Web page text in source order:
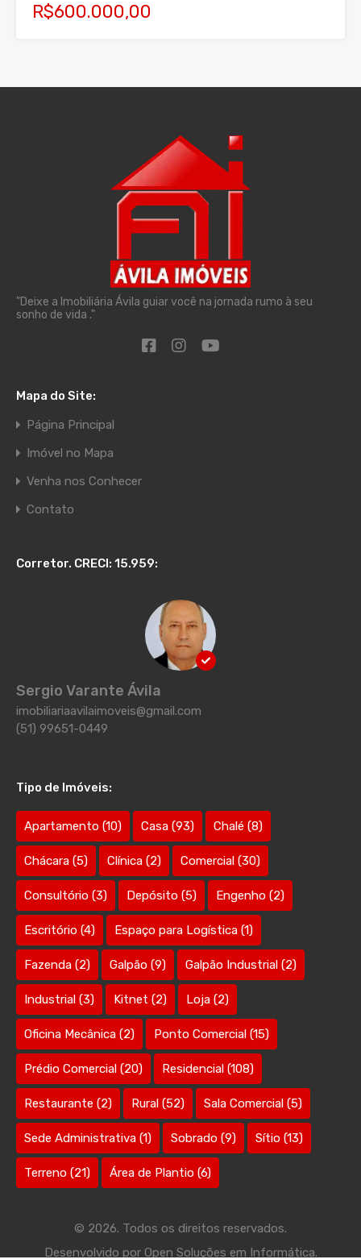
R$600.000,00
"Deixe a Imobiliária Ávila guiar você na jornada rumo à seu
sonho de vida ."
Mapa do Site:
Página Principal
Imóvel no Mapa
Venha nos Conhecer
Contato
Corretor. CRECI: 15.959:
Sergio Varante Ávila
imobiliariaavilaimoveis@gmail.com
(51) 99651-0449
Tipo de Imóveis:
Apartamento (10) Casa (93) Chalé (8)
Chácara (5) Clínica (2) Comercial (30)
Consultório (3) Depósito (5) Engenho (2)
Escritório (4) Espaço para Logística (1)
Fazenda (2) Galpão (9) Galpão Industrial (2)
Industrial (3) Kitnet (2) Loja (2)
Oficina Mecânica (2) Ponto Comercial (15)
Prédio Comercial (20) Residencial (108)
Restaurante (2) Rural (52) Sala Comercial (5)
Sede Administrativa (1) Sobrado (9) Sítio (13)
Terreno (21) Área de Plantio (6)
© 2026. Todos os direitos reservados.
Desenvolvido por Open Soluções em Informática.